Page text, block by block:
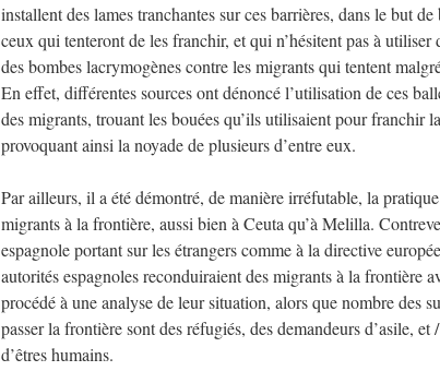
installent des lames tranchantes sur ces barrières, dans le but
ceux qui tenteront de les franchir, et qui n’hésitent pas à utiliser
des bombes lacrymogènes contre les migrants qui tentent
En effet, différentes sources ont dénoncé l’utilisation de ces
des migrants, trouant les bouées qu’ils utilisaient pour franchir
provoquant ainsi la noyade de plusieurs d’entre eux.
Par ailleurs, il a été démontré, de manière irréfutable, la
migrants à la frontière, aussi bien à Ceuta qu’à Melilla.
espagnole portant sur les étrangers comme à la directive
autorités espagnoles reconduiraient des migrants à la frontière
procédé à une analyse de leur situation, alors que nombre des
passer la frontière sont des réfugiés, des demandeurs d’asile,
d’êtres humains.